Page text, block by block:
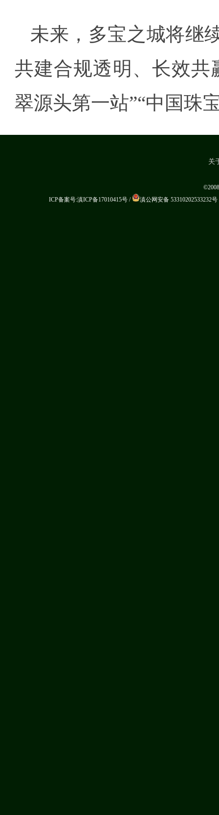
未来，多宝之城将继
共建合规透明、长效共
翠源头第一站”“中国珠
关
ICP备案号:滇ICP备17010415号/ 滇公网安备 53310202533232号